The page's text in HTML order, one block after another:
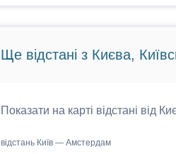
Ще відстані з Києва,
Показати на карті відстані від
відстань Київ — Амстердам